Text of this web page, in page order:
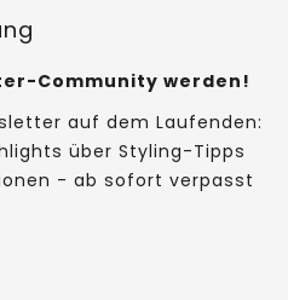
Community werden!
auf dem Laufenden:
über Styling-Tipps
- ab sofort verpasst